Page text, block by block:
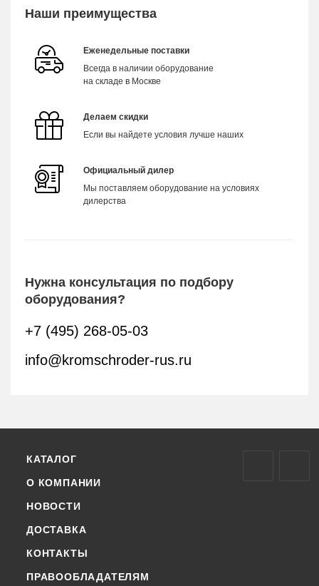
Наши преимущества
Еженедельные поставки
Всегда в наличии оборудование
на складе в Москве
Делаем скидки
Если вы найдете условия лучше наших
Официальный дилер
Мы поставляем оборудование на условиях
дилерства
Нужна консультация по подбору
оборудования?
+7 (495) 268-05-03
info@kromschroder-rus.ru
КАТАЛОГ
О КОМПАНИИ
НОВОСТИ
ДОСТАВКА
КОНТАКТЫ
ПРАВООБЛАДАТЕЛЯМ